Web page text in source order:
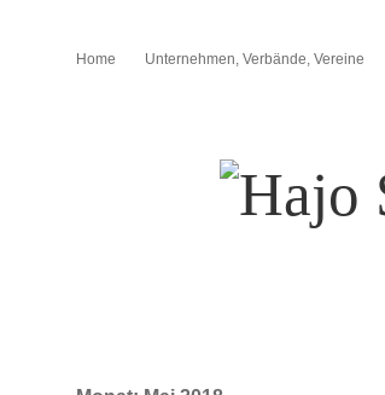
Home Unternehmen, Verbände, Vereine
Hans-